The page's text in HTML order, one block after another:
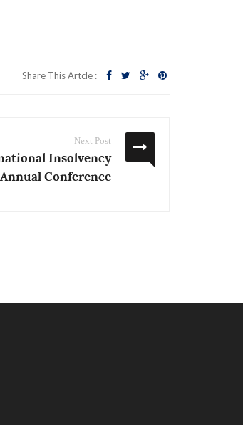
Share This Artcle :
Next Post
Insolvency
Conference